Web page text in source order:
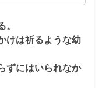
。
けは祈るような幼
ずにはいられなか